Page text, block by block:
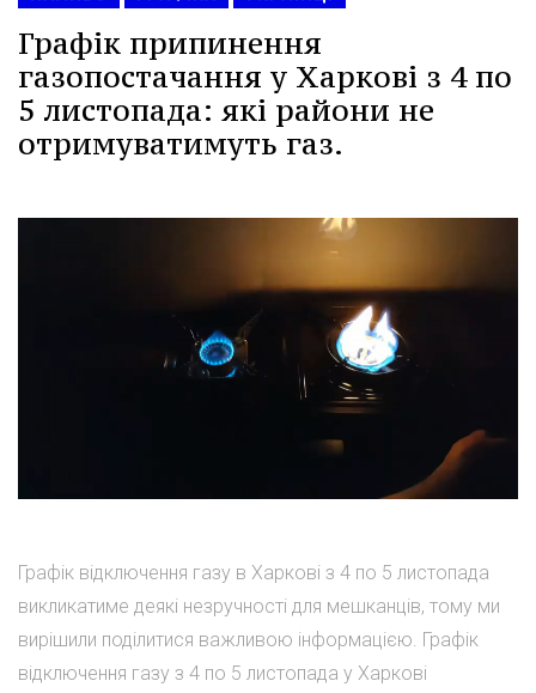
Графік припинення
газопостачання у Харкові з 4 по
5 листопада: які райони не
отримуватимуть газ.
Графік відключення газу в Харкові з 4 по 5 листопада
викликатиме деякі незручності для мешканців, тому ми
вирішили поділитися важливою інформацією. Графік
відключення газу з 4 по 5 листопада у Харкові